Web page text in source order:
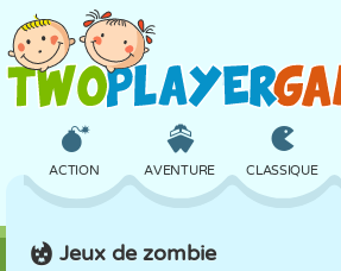
ACTION AVENTURE CLASSIQUE
Jeux de zombie